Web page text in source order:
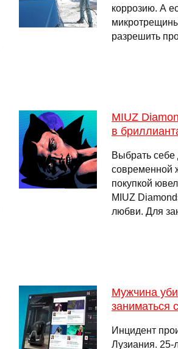
коррозию. А
разрешить
MIUZ
в
Выбрать себе
современной
покупкой
MIUZ
любви. Для
Мужчина
заниматься
Инцидент
Лузиания. 25-